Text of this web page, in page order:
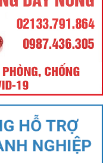
hỗ trợ, tái định cư khi